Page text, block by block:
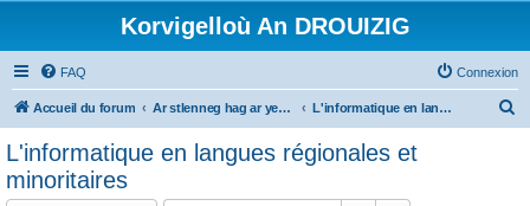
Korvigelloù An DROUIZIG
FAQ Connexion
Accueil du forum Ar stlenneg hag ar yezhoù bihan er bed a-bezh L'informatique en langues régionales et minoritaires
L'informatique en langues régionales et
minoritaires